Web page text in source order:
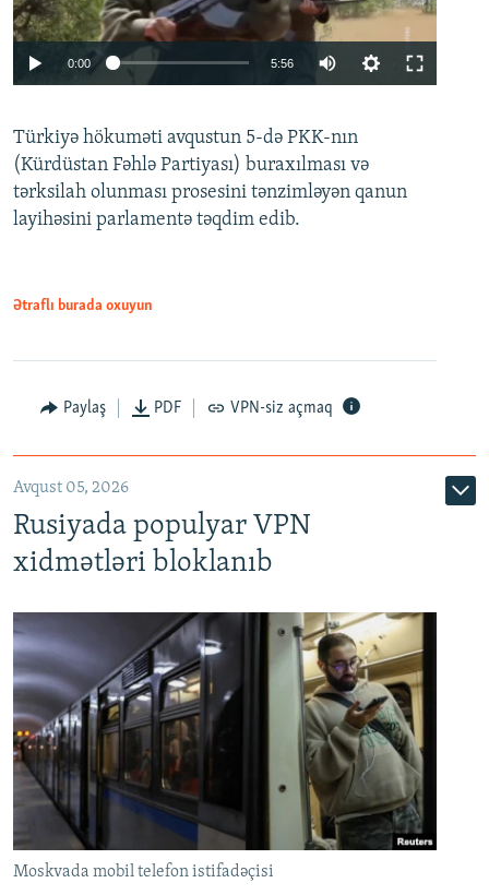
Auto 240p 360p 480p
720p 1080p
0:00 5:56
360p
480p
Türkiyə hökuməti avqustun 5-də PKK-nın
(Kürdüstan Fəhlə Partiyası) buraxılması və
tərksilah olunması prosesini tənzimləyən qanun
layihəsini parlamentə təqdim edib.
Ətraflı burada oxuyun
Paylaş PDF VPN-siz açmaq
Avqust 05, 2026
Rusiyada populyar VPN
xidmətləri bloklanıb
Moskvada mobil telefon istifadəçisi